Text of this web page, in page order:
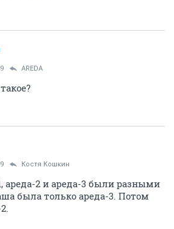
AREDA
Костя Кошкин
ареда-2 и ареда-3 были разными
была только ареда-3. Потом